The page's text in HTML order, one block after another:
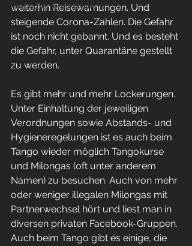
Tango Society Mitglied
weiterhin Reisewarnungen. Und
steigende Corona-Zahlen. Die Gefahr
ist noch nicht gebannt. Und es besteht
die Gefahr, unter Quarantäne gestellt
zu werden.
Es gibt mehr und mehr Lockerungen.
Unter Einhaltung der jeweiligen
Verordnungen sowie Abstands- und
Hygieneregelungen ist es auch beim
Tango wieder möglich Tangokurse
und Milongas (oft unter anderem
Namen) zu besuchen. Auch von mehr
oder weniger illegalen Milongas mit
Partnerwechsel hört und liest man in
diversen privaten Facebook-Gruppen.
Auch beim Tango gibt es einige, die